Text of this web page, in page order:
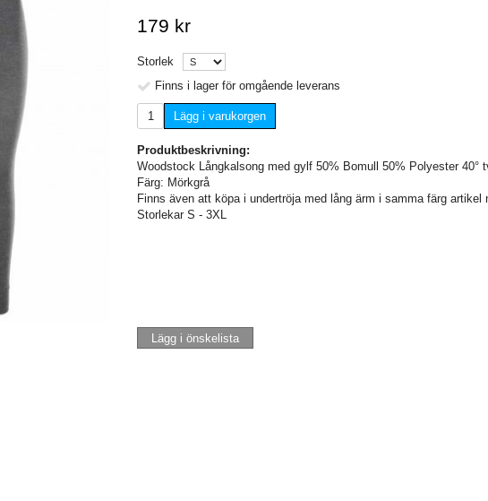
179 kr
Storlek
Finns i lager för omgående leverans
Lägg i varukorgen
Produktbeskrivning:
Woodstock Långkalsong med gylf 50% Bomull 50% Polyester 40°
Färg: Mörkgrå
Finns även att köpa i undertröja med lång ärm i samma färg artikel
Storlekar S - 3XL
Lägg i önskelista